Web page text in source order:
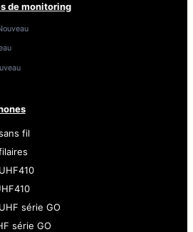
de monitoring
fil
série GO
série GO